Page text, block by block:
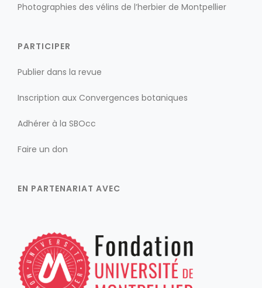
Photographies des vélins de l’herbier de Montpellier
PARTICIPER
Publier dans la revue
Inscription aux Convergences botaniques
Adhérer à la SBOcc
Faire un don
EN PARTENARIAT AVEC